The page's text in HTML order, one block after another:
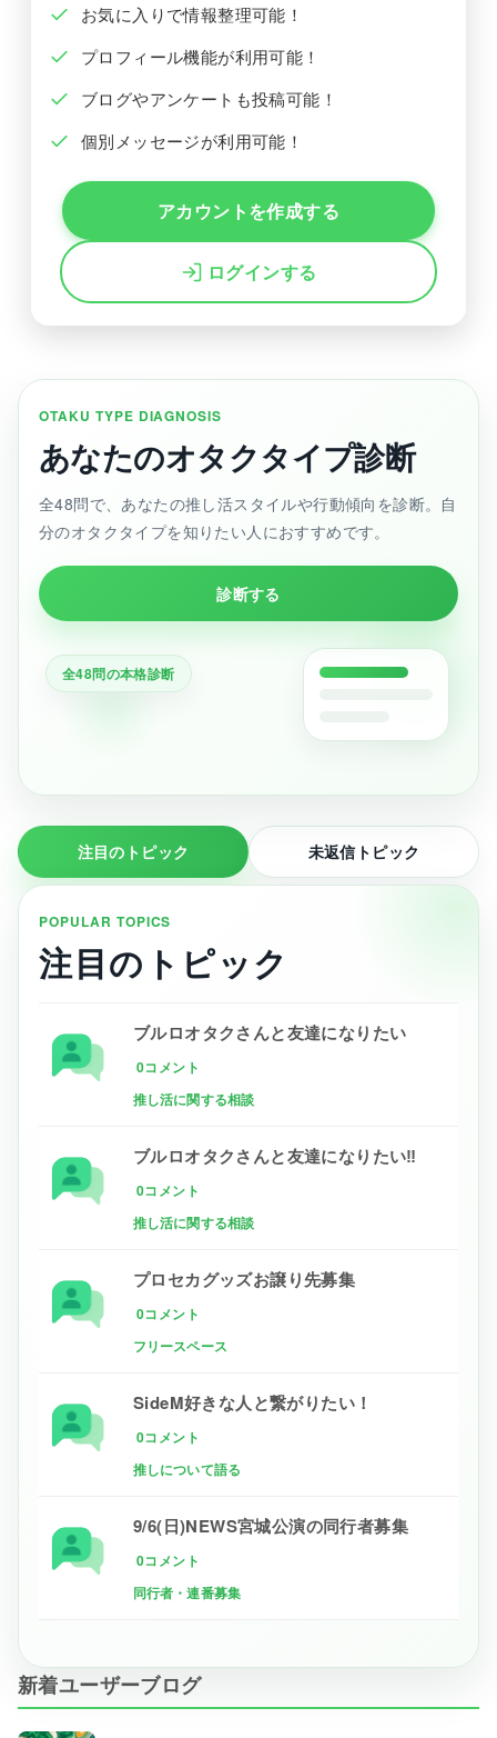
お気に入りで情報整理可能！
プロフィール機能が利用可能！
ブログやアンケートも投稿可能！
個別メッセージが利用可能！
アカウントを作成する
ログインする
OTAKU TYPE DIAGNOSIS
あなたのオタクタイプ診断
全48問で、あなたの推し活スタイルや行動傾向を診断。自
分のオタクタイプを知りたい人におすすめです。
診断する
全48問の本格診断
注目のトピック 未返信トピック
POPULAR TOPICS
注目のトピック
ブルロオタクさんと友達になりたい
0コメント
推し活に関する相談
ブルロオタクさんと友達になりたい‼
0コメント
推し活に関する相談
プロセカグッズお譲り先募集
0コメント
フリースペース
SideM好きな人と繋がりたい！
0コメント
推しについて語る
9/6(日)NEWS宮城公演の同行者募集
0コメント
同行者・連番募集
新着ユーザーブログ